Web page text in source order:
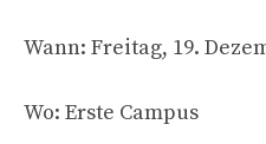
Wann: Freitag, 19.
Wo: Erste Campus